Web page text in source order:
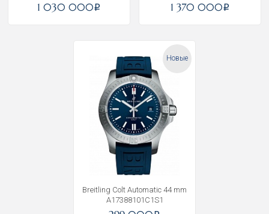
1 030 000i 1 370 000i
Новые
Breitling Colt Automatic 44 mm
A17388101C1S1
Получать на почту